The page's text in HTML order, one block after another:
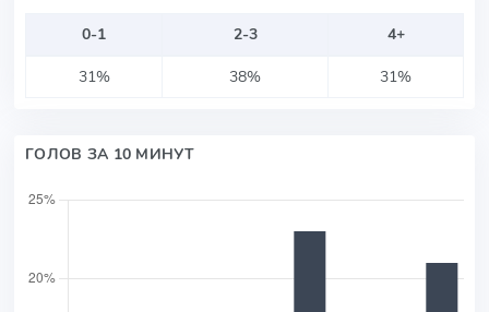
0-1 2-3
4+
31%
38% 31%
ГОЛОВ ЗА 10 МИНУТ